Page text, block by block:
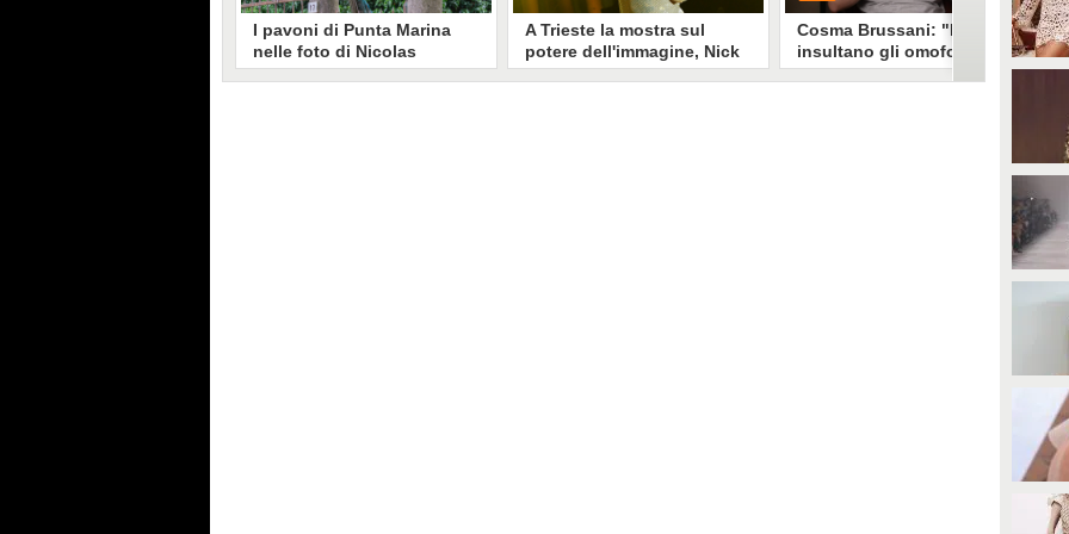
I pavoni di Punta Marina
nelle foto di Nicolas
Brunetti: "La convivenza è
A Trieste la mostra sul
potere dell'immagine, Nick
Cerioni: "Un look funziona
Cosma Brussani: "Mi
insultano gli omofobi e gli
insicuri, all’inizio